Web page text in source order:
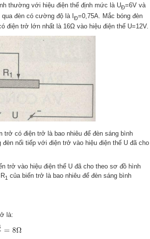
thường với hiệu điện thế định mức là UĐ=6V và
đèn có cường độ là IĐ=0,75A. Mắc bóng đèn
điện trở lớn nhất là 16Ω vào hiệu điện thế U=12V.
trở có điện trở là bao nhiêu để đèn sáng bình
nối tiếp với điện trở vào hiệu điện thế U đã cho
trở vào hiệu điện thế U đã cho theo sơ đồ hình
1 của biến trở là bao nhiêu để đèn sáng bình
là:
= 8Ω